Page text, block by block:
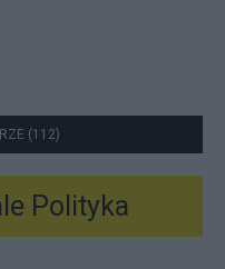
(112)
Polityka